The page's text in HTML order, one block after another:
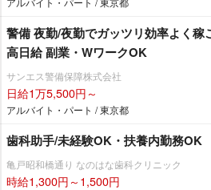
警備 夜勤/夜勤でガッツリ効率よく稼
高日給 副業・WワークOK
サンエス警備保障株式会社
日給1万5,500円～
アルバイト・パート / 東京都
歯科助手/未経験OK・扶養内勤務OK
亀戸昭和橋通り なのはな歯科クリニック
時給1,300円～1,500円